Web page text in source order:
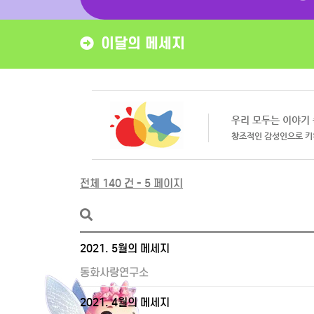
이달의 메세지
전체 140 건 - 5 페이지
2021. 5월의 메세지
동화사랑연구소
2021. 4월의 메세지